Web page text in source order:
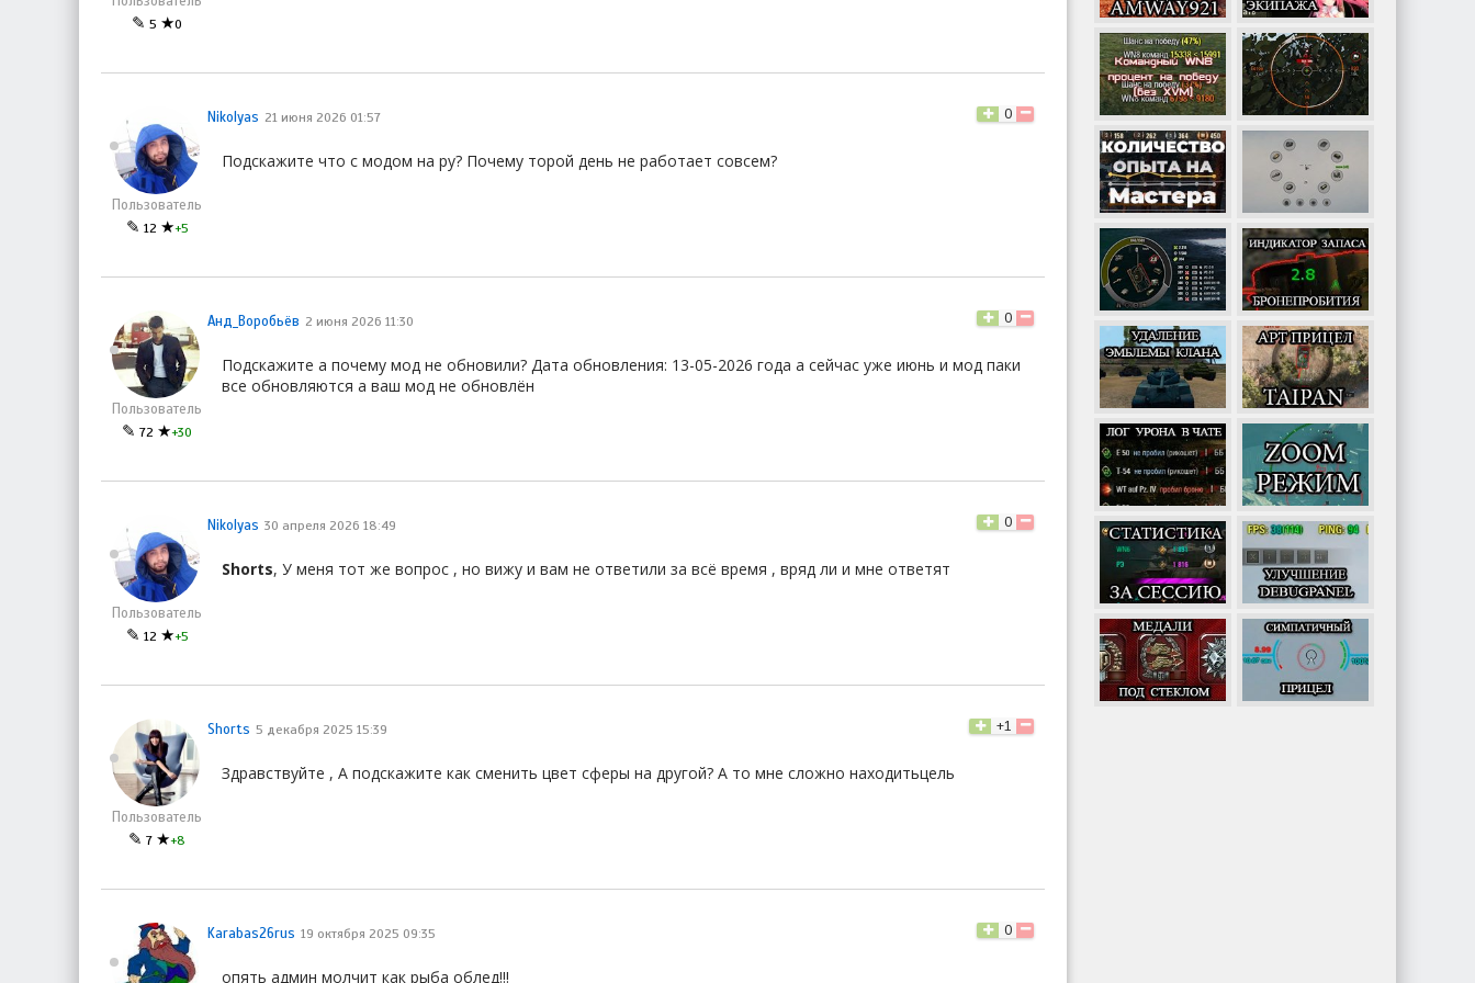
✎ 5 ★0
Пользователь
✎ 12 ★+5
Nikolyas 21 июня 2026 01:57 0
Подскажите что с модом на ру? Почему торой день не работает совсем?
Пользователь
✎ 72 ★+30
Анд_Воробьёв 2 июня 2026 11:30 0
Подскажите а почему мод не обновили? Дата обновления: 13-05-2026 года а сейчас уже июнь и мод паки
все обновляются а ваш мод не обновлён
Пользователь
✎ 12 ★+5
Nikolyas 30 апреля 2026 18:49 0
Shorts, У меня тот же вопрос , но вижу и вам не ответили за всё время , вряд ли и мне ответят
Пользователь
✎ 7 ★+8
Shorts 5 декабря 2025 15:39 +1
Здравствуйте , А подскажите как сменить цвет сферы на другой? А то мне сложно находитьцель
Karabas26rus 19 октября 2025 09:35 0
опять админ молчит как рыба облед!!!